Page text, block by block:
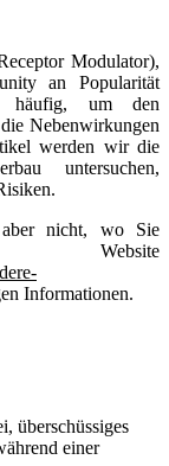
Modulator),
an Popularität
häufig, um den
Nebenwirkungen
werden wir die
untersuchen,
nicht, wo Sie
Website
Informationen.
überschüssiges
einer